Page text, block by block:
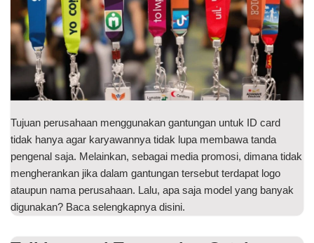
Tujuan perusahaan menggunakan gantungan untuk ID card
tidak hanya agar karyawannya tidak lupa membawa tanda
pengenal saja. Melainkan, sebagai media promosi, dimana tidak
mengherankan jika dalam gantungan tersebut terdapat logo
ataupun nama perusahaan. Lalu, apa saja model yang banyak
digunakan? Baca selengkapnya disini.